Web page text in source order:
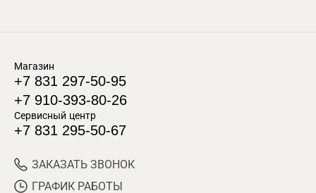
Магазин
+7 831 297-50-95
+7 910-393-80-26
Сервисный центр
+7 831 295-50-67
ЗАКАЗАТЬ ЗВОНОК
ГРАФИК РАБОТЫ